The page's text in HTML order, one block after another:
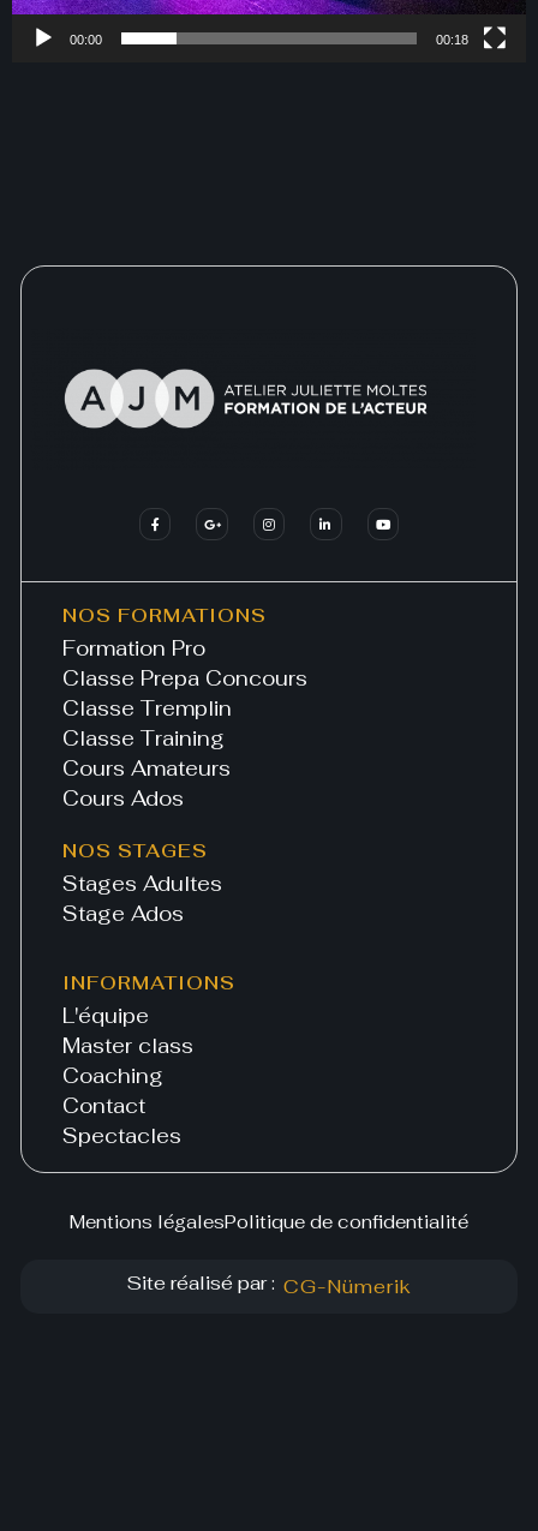
00:00 00:18
NOS FORMATIONS
Formation Pro
Classe Prepa Concours
Classe Tremplin
Classe Training
Cours Amateurs
Cours Ados
NOS STAGES
Stages Adultes
Stage Ados
INFORMATIONS
L'équipe
Master class
Coaching
Contact
Spectacles
Mentions légalesPolitique de confidentialité
Site réalisé par : CG-Nümerik